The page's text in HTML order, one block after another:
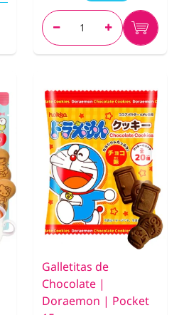
Galletitas de
Chocolate |
Doraemon | Pocket